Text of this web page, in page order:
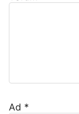
Ad *